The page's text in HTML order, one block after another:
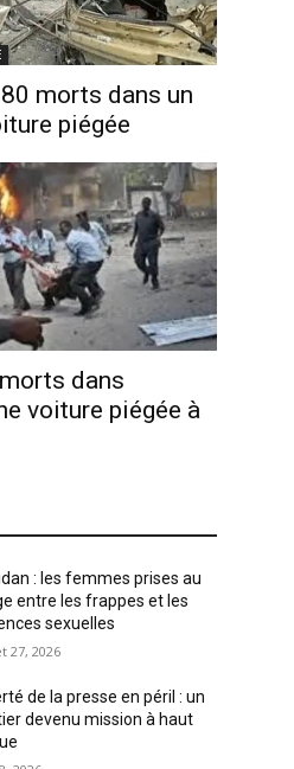
morts dans un
piégée
dans
voiture piégée à
: les femmes prises au
entre les frappes et les
sexuelles
27, 2026
de la presse en péril : un
devenu mission à haut